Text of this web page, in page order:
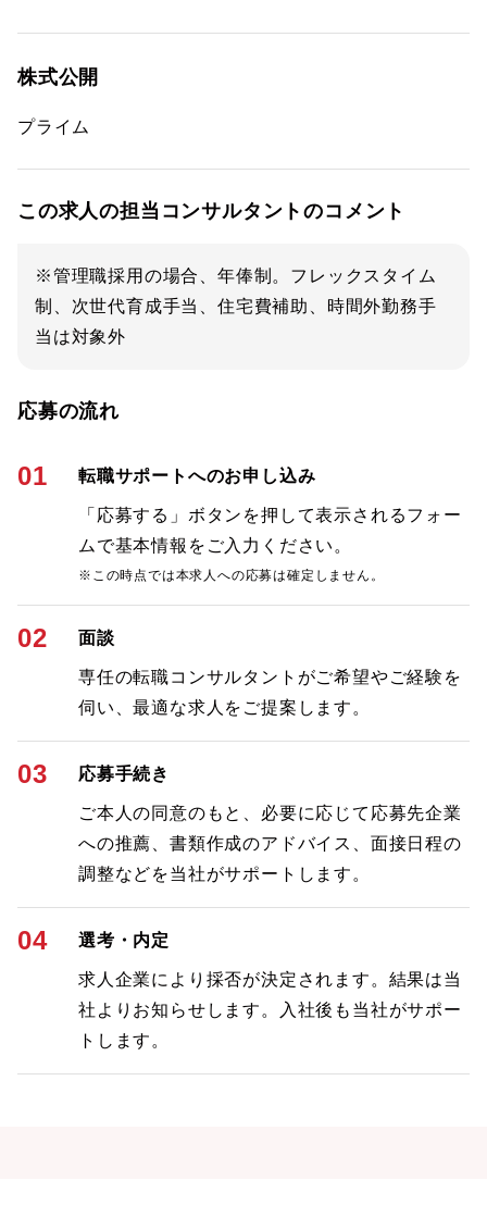
株式公開
プライム
この求人の担当コンサルタントのコメント
※管理職採用の場合、年俸制。フレックスタイム
制、次世代育成手当、住宅費補助、時間外勤務手
当は対象外
応募の流れ
01 転職サポートへのお申し込み
「応募する」ボタンを押して表示されるフォー
ムで基本情報をご入力ください。
※この時点では本求人への応募は確定しません。
02 面談
専任の転職コンサルタントがご希望やご経験を
伺い、最適な求人をご提案します。
03 応募手続き
ご本人の同意のもと、必要に応じて応募先企業
への推薦、書類作成のアドバイス、面接日程の
調整などを当社がサポートします。
04 選考・内定
求人企業により採否が決定されます。結果は当
社よりお知らせします。入社後も当社がサポー
トします。